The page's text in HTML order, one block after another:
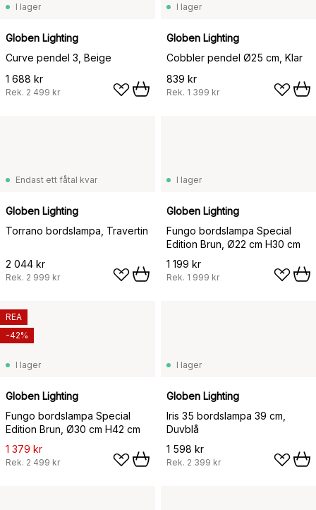
I lager
Globen Lighting
Curve pendel 3, Beige
1 688 kr
Rek. 2 499 kr
I lager
Globen Lighting
Cobbler pendel Ø25 cm, Klar
839 kr
Rek. 1 399 kr
Endast ett fåtal kvar
Globen Lighting
Torrano bordslampa, Travertin
2 044 kr
Rek. 2 999 kr
I lager
Globen Lighting
Fungo bordslampa Special
Edition Brun, Ø22 cm H30 cm
1 199 kr
Rek. 1 999 kr
I lager
Globen Lighting
Fungo bordslampa Special
Edition Brun, Ø30 cm H42 cm
1 379 kr
Rek. 2 499 kr
REA
-42%
I lager
Globen Lighting
Iris 35 bordslampa 39 cm,
Duvblå
1 598 kr
Rek. 2 399 kr